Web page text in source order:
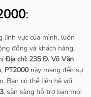
:
vực của mình, luôn
đồng và khách hàng.
Địa chỉ: 235 Đ. Võ Văn
, PT2000này mang đến sự
Bạn có thể liên hệ với
, sẵn sàng hỗ trợ bạn mọi